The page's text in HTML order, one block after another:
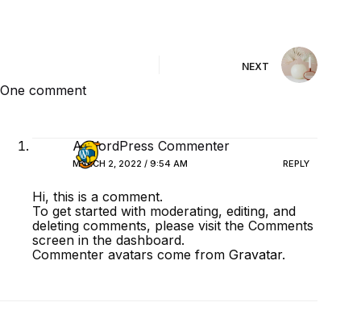
NEXT
One comment
A WordPress Commenter
MARCH 2, 2022 / 9:54 AM REPLY
Hi, this is a comment.
To get started with moderating, editing, and
deleting comments, please visit the Comments
screen in the dashboard.
Commenter avatars come from Gravatar.